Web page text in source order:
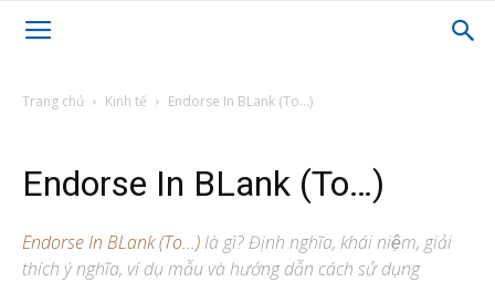
Trang chủ Kinh tế Endorse In BLank (To...)
Endorse In BLank (To…)
Endorse In BLank (To...)là gì? Định nghĩa, khái niệm, giải
thích ý nghĩa, ví dụ mẫu và hướng dẫn cách sử dụng